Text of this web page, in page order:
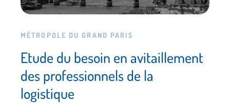
MÉTROPOLE DU GRAND PARIS
Etude du besoin en avitaillement
des professionnels de la
logistique